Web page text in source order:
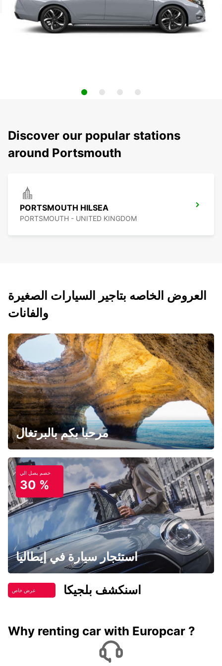
Discover our popular stations
around Portsmouth
PORTSMOUTH HILSEA
PORTSMOUTH - UNITED KINGDOM
العروض الخاصه بتاجير السيارات الصغيرة
والفانات
مرحبا بكم بالبرتغال
خصم يصل الي
30 %
استئجار سيارة في إيطاليا
عرض خاص اسنكشف بلجيكا
Why renting car with Europcar ?